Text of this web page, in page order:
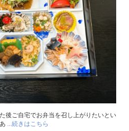
後ご自宅でお弁当を召し上がりたいとい
...続きはこちら